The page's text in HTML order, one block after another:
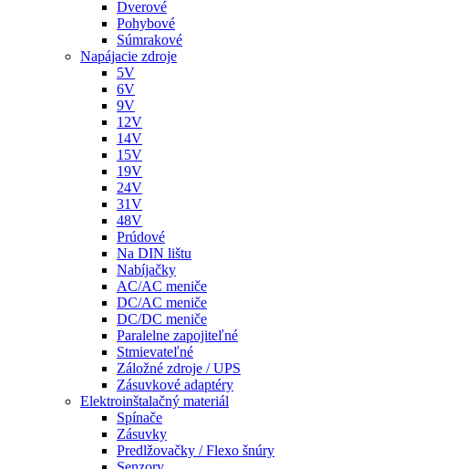
Dverové
Pohybové
Súmrakové
Napájacie zdroje
5V
6V
9V
12V
14V
15V
19V
24V
31V
48V
Prúdové
Na DIN lištu
Nabíjačky
AC/AC meniče
DC/AC meniče
DC/DC meniče
Paralelne zapojiteľné
Stmievateľné
Záložné zdroje / UPS
Zásuvkové adaptéry
Elektroinštalačný materiál
Spínače
Zásuvky
Predlžovačky / Flexo šnúry